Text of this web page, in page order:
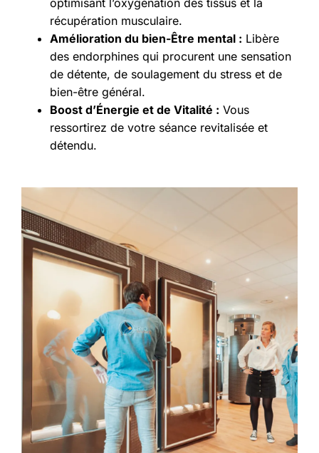
optimisant l’oxygénation des tissus et la
récupération musculaire.
Amélioration du bien-Être mental : Libère
des endorphines qui procurent une sensation
de détente, de soulagement du stress et de
bien-être général.
Boost d’Énergie et de Vitalité : Vous
ressortirez de votre séance revitalisée et
détendu.